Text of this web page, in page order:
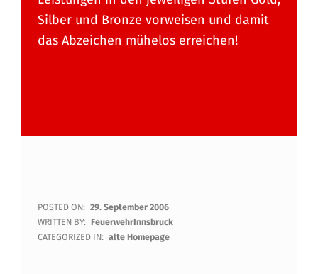
Silber und Bronze vorweisen und damit
das Abzeichen mühelos erreichen!
G
O
POSTED ON: 29. September 2006
WRITTEN BY: FeuerwehrInnsbruck
CATEGORIZED IN: alte Homepage